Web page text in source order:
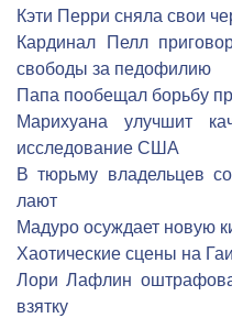
Кэти Перри сняла свои
Кардинал Пелл
свободы за педофилию
Папа пообещал борьбу
Марихуана улучшит
исследование США
В тюрьму владельцев
лают
Мадуро осуждает новую
Хаотические сцены на
Лори Лафлин
взятку